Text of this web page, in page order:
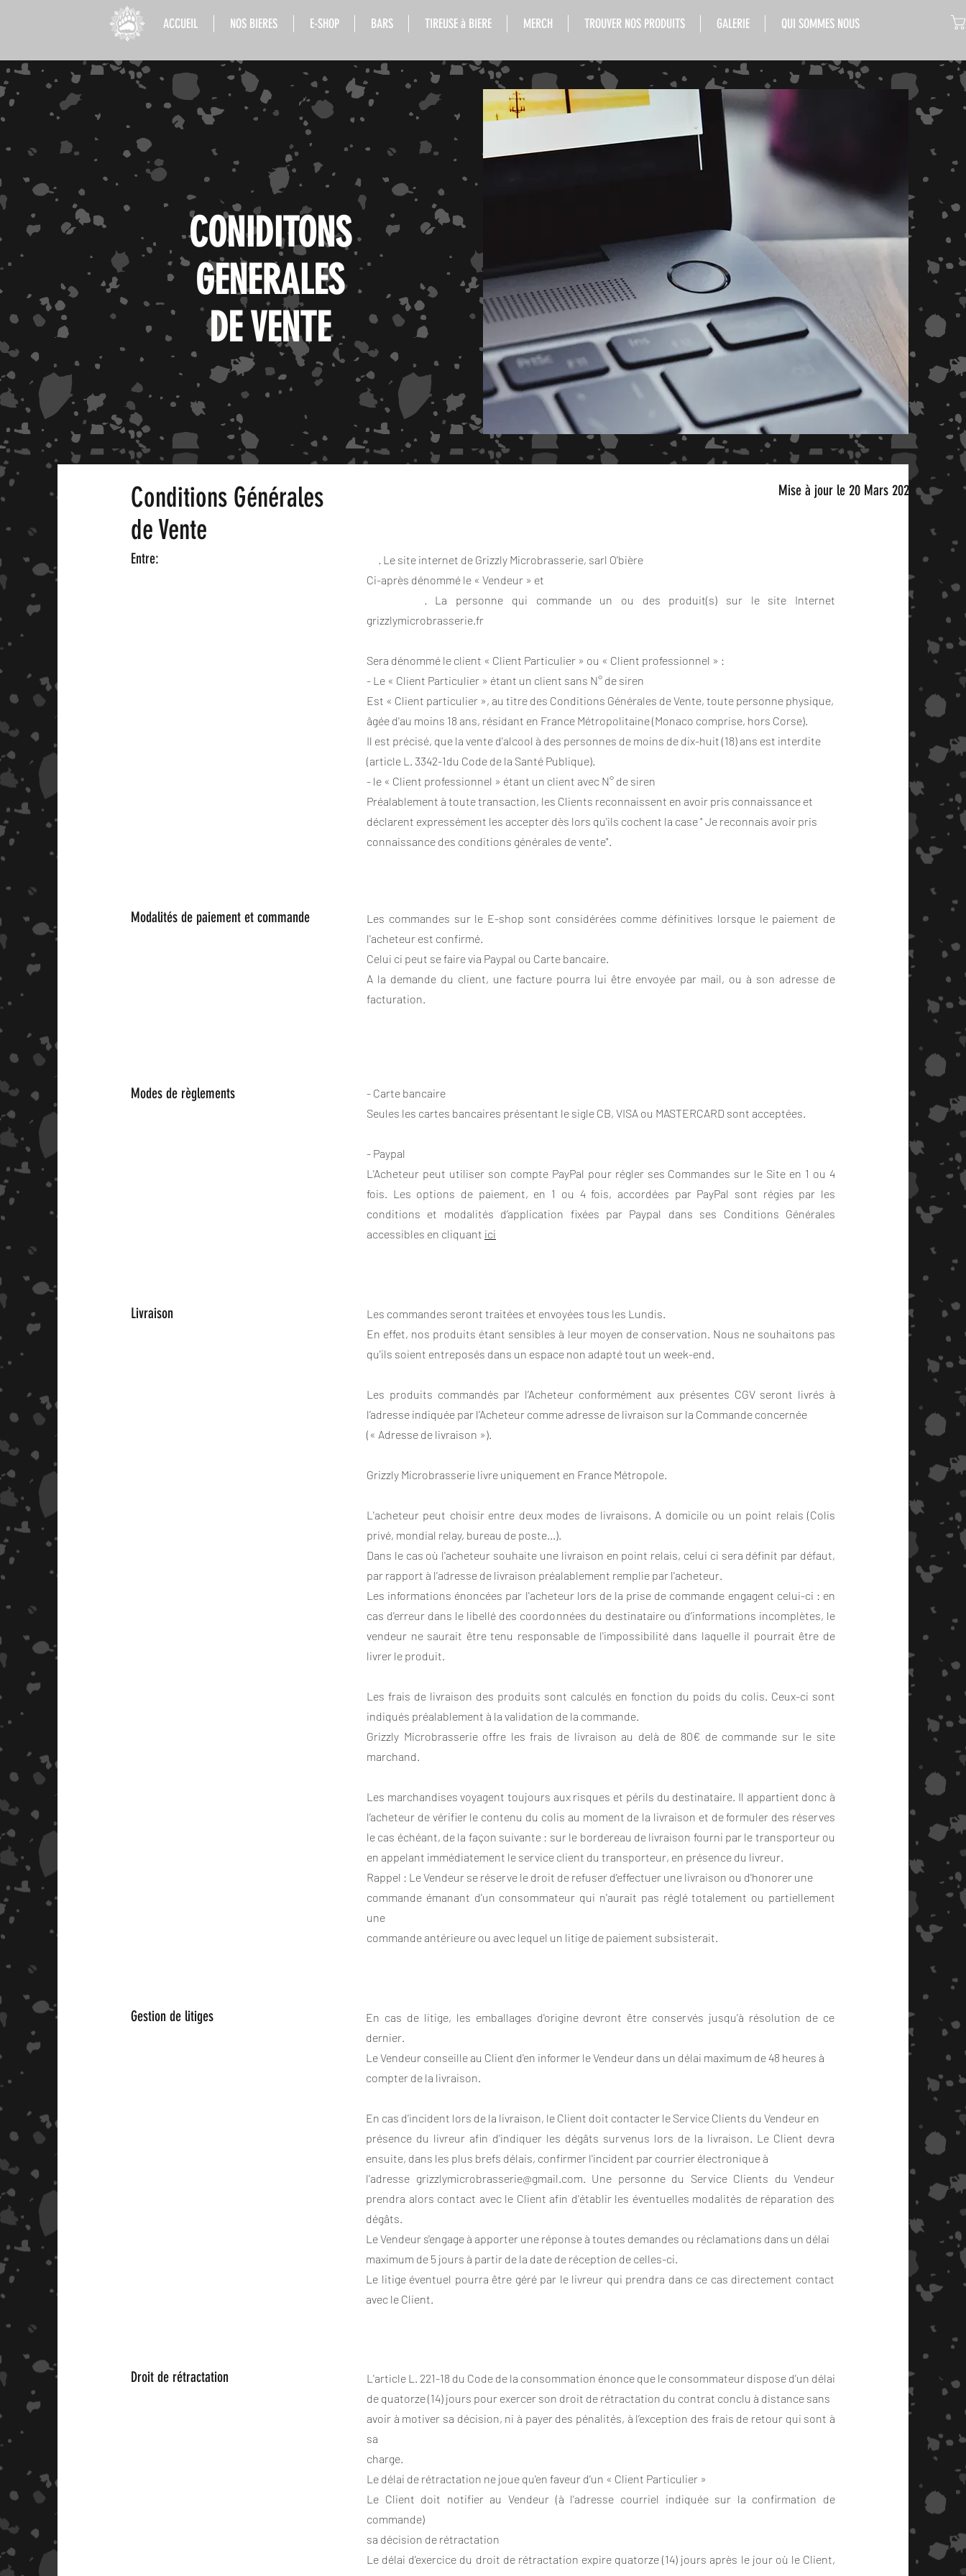
ACCUEIL NOS BIERES E-SHOP BARS TIREUSE à BIERE MERCH TROUVER NOS PRODUITS GALERIE QUI SOMMES NOUS
CONIDITONS
GENERALES
DE VENTE
Conditions Générales
de Vente
Entre:
Modalités de paiement et commande
Modes de règlements
Livraison
Gestion de litiges
Droit de rétractation
Mise à jour le 20 Mars 2023
· Le site internet de Grizzly Microbrasserie, sarl O'bière
Ci-après dénommé le « Vendeur » et
· La personne qui commande un ou des produit(s) sur le site Internet
grizzlymicrobrasserie.fr
Sera dénommé le client « Client Particulier » ou « Client professionnel » :
- Le « Client Particulier » étant un client sans N° de siren
Est « Client particulier », au titre des Conditions Générales de Vente, toute personne physique,
âgée d'au moins 18 ans, résidant en France Métropolitaine (Monaco comprise, hors Corse).
Il est précisé, que la vente d'alcool à des personnes de moins de dix-huit (18) ans est interdite
(article L. 3342-1du Code de la Santé Publique).
- le « Client professionnel » étant un client avec N° de siren
Préalablement à toute transaction, les Clients reconnaissent en avoir pris connaissance et
déclarent expressément les accepter dès lors qu'ils cochent la case " Je reconnais avoir pris
connaissance des conditions générales de vente".
Les commandes sur le E-shop sont considérées comme définitives lorsque le paiement de
l'acheteur est confirmé.
Celui ci peut se faire via Paypal ou Carte bancaire.
A la demande du client, une facture pourra lui être envoyée par mail, ou à son adresse de
facturation.
- Carte bancaire
Seules les cartes bancaires présentant le sigle CB, VISA ou MASTERCARD sont acceptées.
- Paypal
L'Acheteur peut utiliser son compte PayPal pour régler ses Commandes sur le Site en 1 ou 4
fois. Les options de paiement, en 1 ou 4 fois, accordées par PayPal sont régies par les
conditions et modalités d’application fixées par Paypal dans ses Conditions Générales
accessibles en cliquant ici
Les commandes seront traitées et envoyées tous les Lundis.
En effet, nos produits étant sensibles à leur moyen de conservation. Nous ne souhaitons pas
qu'ils soient entreposés dans un espace non adapté tout un week-end.
Les produits commandés par l’Acheteur conformément aux présentes CGV seront livrés à
l’adresse indiquée par l’Acheteur comme adresse de livraison sur la Commande concernée
(« Adresse de livraison »).
Grizzly Microbrasserie livre uniquement en France Métropole.
L'acheteur peut choisir entre deux modes de livraisons. A domicile ou un point relais (Colis
privé, mondial relay, bureau de poste...).
Dans le cas où l'acheteur souhaite une livraison en point relais, celui ci sera définit par défaut,
par rapport à l'adresse de livraison préalablement remplie par l'acheteur.
Les informations énoncées par l'acheteur lors de la prise de commande engagent celui-ci : en
cas d'erreur dans le libellé des coordonnées du destinataire ou d’informations incomplètes, le
vendeur ne saurait être tenu responsable de l'impossibilité dans laquelle il pourrait être de
livrer le produit.
Les frais de livraison des produits sont calculés en fonction du poids du colis. Ceux-ci sont
indiqués préalablement à la validation de la commande.
Grizzly Microbrasserie offre les frais de livraison au delà de 80€ de commande sur le site
marchand.
Les marchandises voyagent toujours aux risques et périls du destinataire. Il appartient donc à
l’acheteur de vérifier le contenu du colis au moment de la livraison et de formuler des réserves
le cas échéant, de la façon suivante : sur le bordereau de livraison fourni par le transporteur ou
en appelant immédiatement le service client du transporteur, en présence du livreur.
Rappel : Le Vendeur se réserve le droit de refuser d'effectuer une livraison ou d'honorer une
commande émanant d'un consommateur qui n'aurait pas réglé totalement ou partiellement
une
commande antérieure ou avec lequel un litige de paiement subsisterait.
En cas de litige, les emballages d'origine devront être conservés jusqu'à résolution de ce
dernier.
Le Vendeur conseille au Client d'en informer le Vendeur dans un délai maximum de 48 heures à
compter de la livraison.
En cas d'incident lors de la livraison, le Client doit contacter le Service Clients du Vendeur en
présence du livreur afin d'indiquer les dégâts survenus lors de la livraison. Le Client devra
ensuite, dans les plus brefs délais, confirmer l'incident par courrier électronique à
l'adresse grizzlymicrobrasserie@gmail.com. Une personne du Service Clients du Vendeur
prendra alors contact avec le Client afin d'établir les éventuelles modalités de réparation des
dégâts.
Le Vendeur s'engage à apporter une réponse à toutes demandes ou réclamations dans un délai
maximum de 5 jours à partir de la date de réception de celles-ci.
Le litige éventuel pourra être géré par le livreur qui prendra dans ce cas directement contact
avec le Client.
L'article L. 221-18 du Code de la consommation énonce que le consommateur dispose d'un délai
de quatorze (14) jours pour exercer son droit de rétractation du contrat conclu à distance sans
avoir à motiver sa décision, ni à payer des pénalités, à l’exception des frais de retour qui sont à
sa
charge.
Le délai de rétractation ne joue qu'en faveur d'un « Client Particulier »
Le Client doit notifier au Vendeur (à l'adresse courriel indiquée sur la confirmation de
commande)
sa décision de rétractation
Le délai d'exercice du droit de rétractation expire quatorze (14) jours après le jour où le Client,